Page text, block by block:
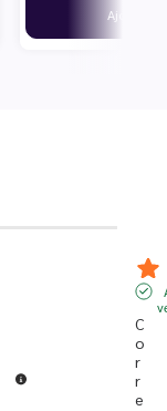
Ajouter
C
o
r
r
e